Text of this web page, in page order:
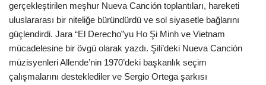
gerçekleştirilen meşhur Nueva Canción toplantıları, hareketi
uluslararası bir niteliğe büründürdü ve sol siyasetle bağlarını
güçlendirdi. Jara “El Derecho”yu Ho Şi Minh ve Vietnam
mücadelesine bir övgü olarak yazdı. Şili’deki Nueva Canción
müzisyenleri Allende’nin 1970’deki başkanlık seçim
çalışmalarını desteklediler ve Sergio Ortega şarkısı